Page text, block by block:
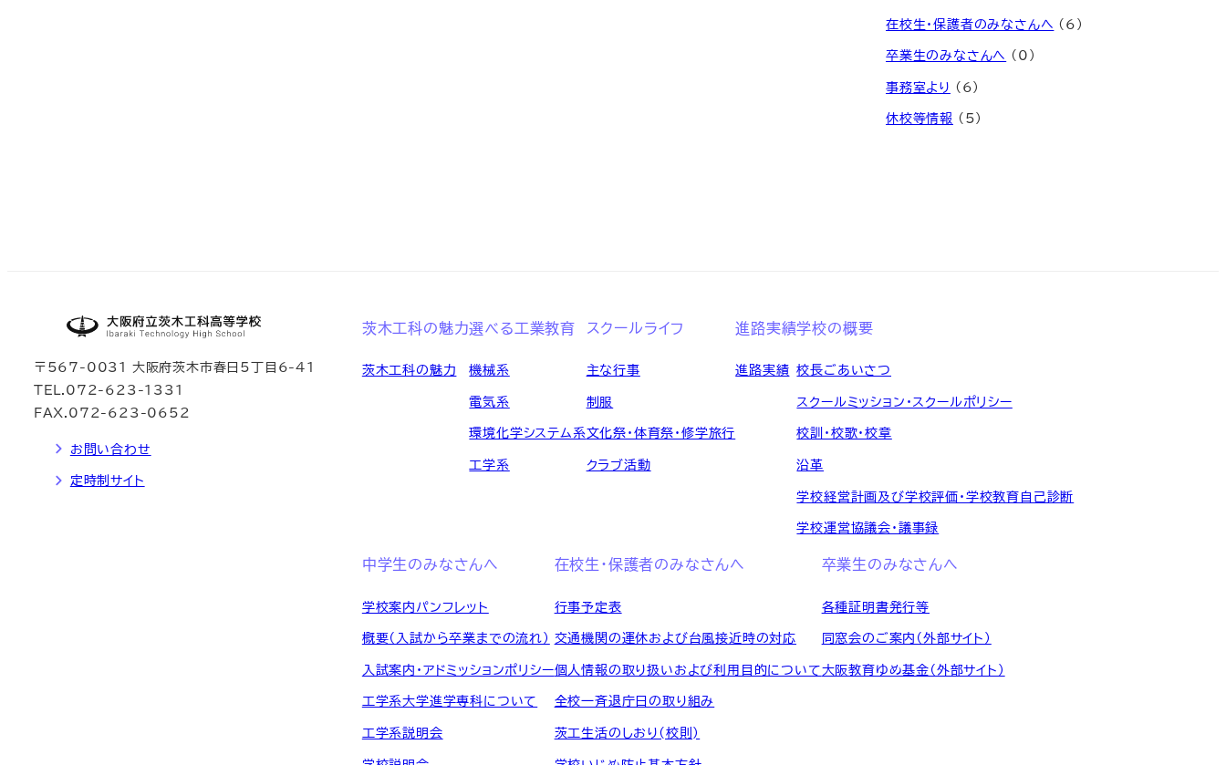
在校生・保護者のみなさんへ (6)
卒業生のみなさんへ (0)
事務室より (6)
休校等情報 (5)
大阪府立茨木工科高等学校 全日制
〒567-0031 大阪府茨木市春日5丁目6-41
TEL.072-623-1331
FAX.072-623-0652
お問い合わせ
定時制サイト
茨木工科の魅力
茨木工科の魅力
選べる工業教育
機械系
電気系
環境化学システム系
工学系
スクールライフ
主な行事
制服
文化祭・体育祭・修学旅行
クラブ活動
進路実績
進路実績
学校の概要
校長ごあいさつ
スクールミッション・スクールポリシー
校訓・校歌・校章
沿革
学校経営計画及び学校評価・学校教育自己診断
学校運営協議会・議事録
中学生のみなさんへ
学校案内パンフレット
概要（入試から卒業までの流れ）
入試案内・アドミッションポリシー
工学系大学進学専科について
工学系説明会
在校生・保護者のみなさんへ
行事予定表
交通機関の運休および台風接近時の対応
個人情報の取り扱いおよび利用目的について
全校一斉退庁日の取り組み
茨工生活のしおり(校則)
卒業生のみなさんへ
各種証明書発行等
同窓会のご案内（外部サイト）
大阪教育ゆめ基金（外部サイト）